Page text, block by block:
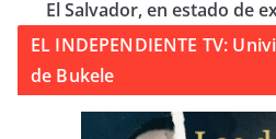
El Salvador, en estado de
EL INDEPENDIENTE TV:
de Bukele